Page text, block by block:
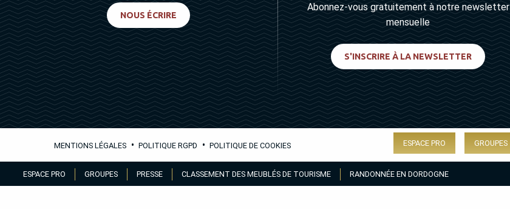
au
ESPACE PRO GROUPES PRESSE CLASSEMENT DES MEUBLÉS DE TOURISME RANDONNÉE EN DORDOGNE
NOUS ÉCRIRE
Abonnez-vous gratuitement à notre newsletter
mensuelle
S'INSCRIRE À LA NEWSLETTER
MENTIONS LÉGALES • POLITIQUE RGPD • POLITIQUE DE COOKIES ESPACE PRO GROUPES